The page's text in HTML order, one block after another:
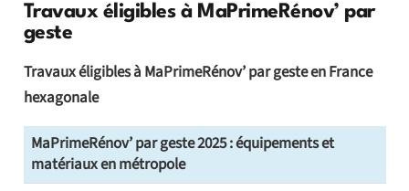
Travaux éligibles à MaPrimeRénov’ par
geste
Travaux éligibles à MaPrimeRénov’ par geste en France
hexagonale
MaPrimeRénov’ par geste 2025 : équipements et
matériaux en métropole